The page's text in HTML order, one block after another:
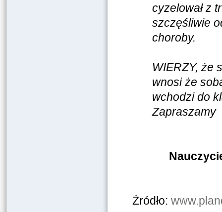
cyzelował z
szczęśliwie
choroby.
WIERZY, że
wnosi że
wchodzi do
Zapraszamy
Źródło: